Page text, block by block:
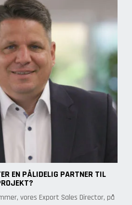
EN PÅLIDELIG PARTNER TIL
vores Export Sales Director, på